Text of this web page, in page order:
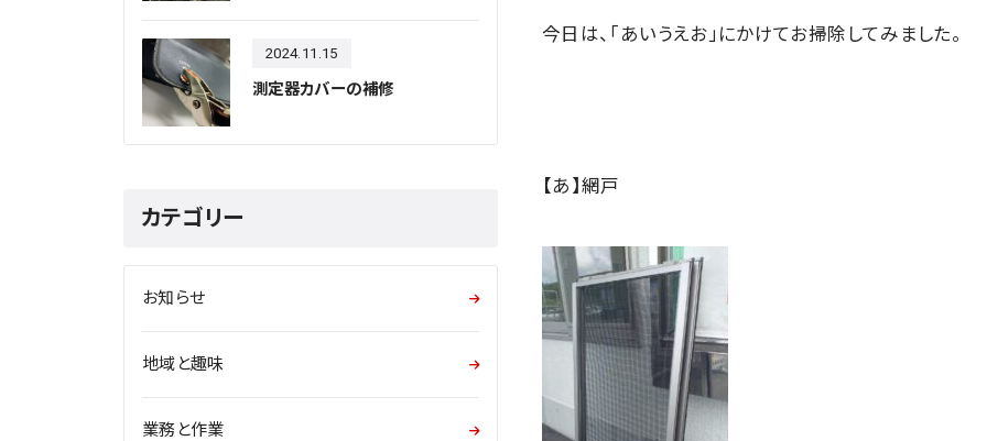
今日は、「あいうえお」にかけてお掃除してみました。
【あ】網戸
2024.11.15
測定器カバーの補修
カテゴリー
お知らせ
地域と趣味
業務と作業